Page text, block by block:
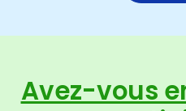
Avez-vous